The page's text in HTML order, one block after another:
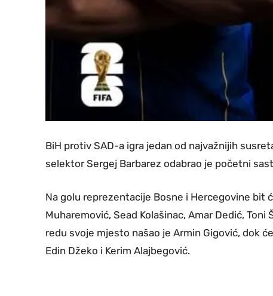
BiH protiv SAD-a igra jedan od najvažnijih
selektor Sergej Barbarez odabrao je početni
Na golu reprezentacije Bosne i Hercegovine bit
Muharemović, Sead Kolašinac, Amar Dedić,
redu svoje mjesto našao je Armin Gigović, dok
Edin Džeko i Kerim Alajbegović.